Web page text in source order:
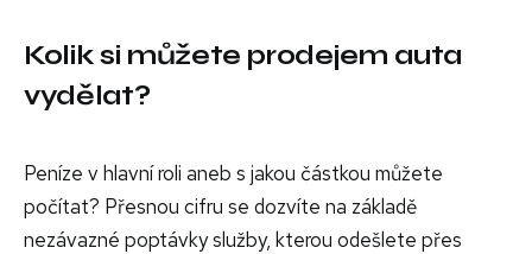
Kolik si můžete prodejem auta
vydělat?
Peníze v hlavní roli aneb s jakou částkou můžete
počítat? Přesnou cifru se dozvíte na základě
nezávazné poptávky služby, kterou odešlete přes